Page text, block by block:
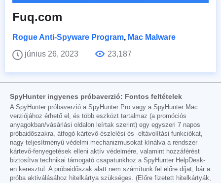
Fuq.com
Rogue Anti-Spyware Program, Mac Malware
június 26, 2023
23,187
SpyHunter ingyenes próbaverzió: Fontos feltételek
A SpyHunter próbaverzió a SpyHunter Pro vagy a SpyHunter Mac
verziójához érhető el, és több eszközt tartalmaz (a promóciós
anyagokban/vásárlási oldalon leírtak szerint) egy egyszeri 7 napos
próbaidőszakra, átfogó kártevő-észlelési és -eltávolítási funkciókat,
nagy teljesítményű védelmi mechanizmusokat kínálva a rendszer
kártevő-fenyegetések elleni aktív védelmére, valamint hozzáférést
biztosítva technikai támogató csapatunkhoz a SpyHunter HelpDesk-
en keresztül. A próbaidőszak alatt nem számítunk fel előre díjat, bár a
próba aktiválásához hitelkártya szükséges. (Előre fizetett hitelkártyák,